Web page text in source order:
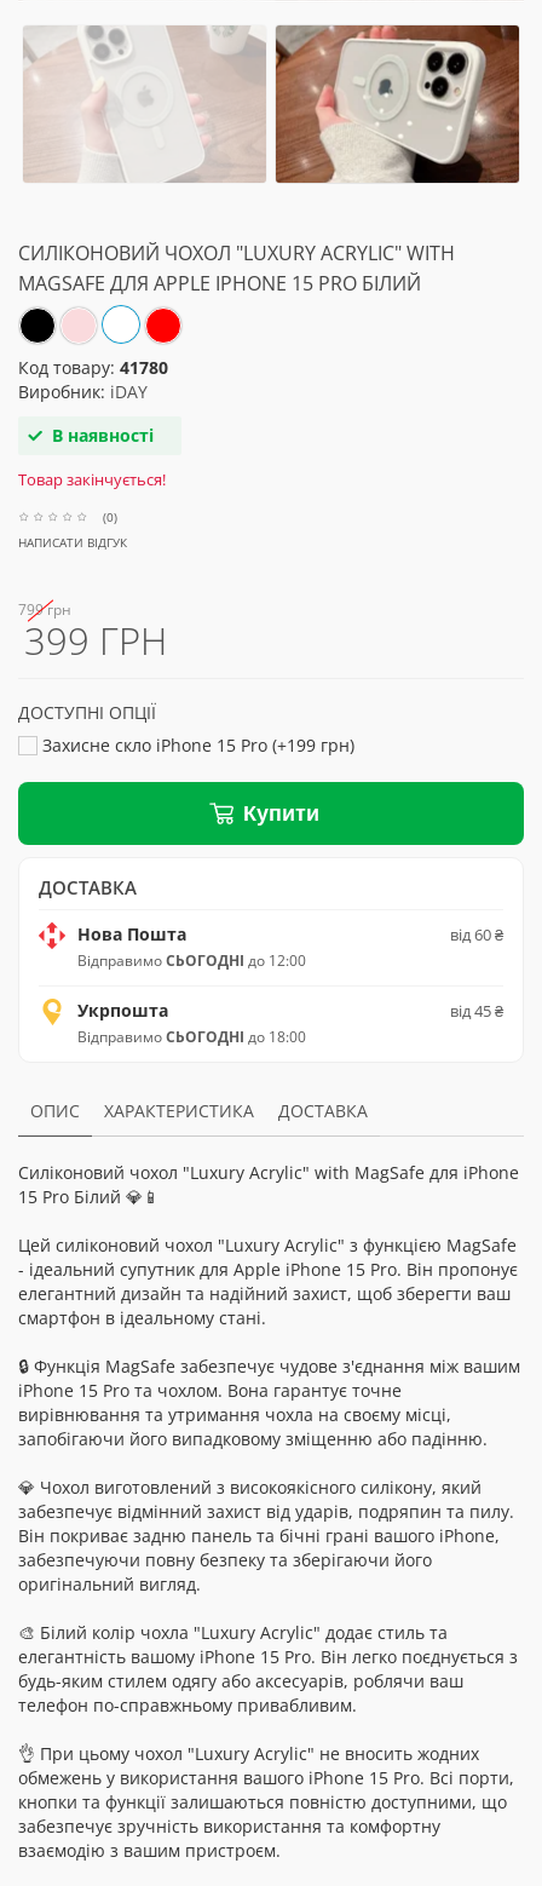
СИЛІКОНОВИЙ ЧОХОЛ "LUXURY ACRYLIC" WITH
MAGSAFE ДЛЯ APPLE IPHONE 15 PRO БІЛИЙ
Код товару: 41780
Виробник: iDAY
В наявності
Товар закінчується!
(0)
НАПИСАТИ ВІДГУК
799 грн
399 ГРН
ДОСТУПНІ ОПЦІЇ
Захисне скло iPhone 15 Pro (+199 грн)
Купити
ДОСТАВКА
Нова Пошта
ВідправимоСЬОГОДНІ до 12:00
від 60 ₴
Укрпошта
ВідправимоСЬОГОДНІ до 18:00
від 45 ₴
ОПИС ХАРАКТЕРИСТИКА ДОСТАВКА
Силіконовий чохол "Luxury Acrylic" with MagSafe для iPhone
15 Pro Білий 💎📱
Цей силіконовий чохол "Luxury Acrylic" з функцією MagSafe
- ідеальний супутник для Apple iPhone 15 Pro. Він пропонує
елегантний дизайн та надійний захист, щоб зберегти ваш
смартфон в ідеальному стані.
🔒 Функція MagSafe забезпечує чудове з'єднання між вашим
iPhone 15 Pro та чохлом. Вона гарантує точне
вирівнювання та утримання чохла на своєму місці,
запобігаючи його випадковому зміщенню або падінню.
💎 Чохол виготовлений з високоякісного силікону, який
забезпечує відмінний захист від ударів, подряпин та пилу.
Він покриває задню панель та бічні грані вашого iPhone,
забезпечуючи повну безпеку та зберігаючи його
оригінальний вигляд.
🎨 Білий колір чохла "Luxury Acrylic" додає стиль та
елегантність вашому iPhone 15 Pro. Він легко поєднується з
будь-яким стилем одягу або аксесуарів, роблячи ваш
телефон по-справжньому привабливим.
👌 При цьому чохол "Luxury Acrylic" не вносить жодних
обмежень у використання вашого iPhone 15 Pro. Всі порти,
кнопки та функції залишаються повністю доступними, що
забезпечує зручність використання та комфортну
взаємодію з вашим пристроєм.